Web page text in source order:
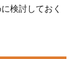
検討しておく